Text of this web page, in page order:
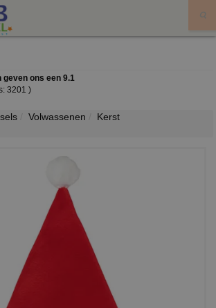
geven ons een 9.1
3201 )
Volwassenen Kerst